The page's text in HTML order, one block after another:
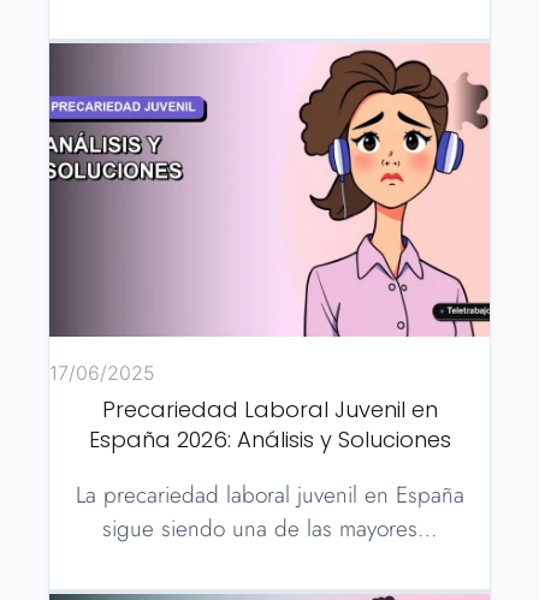
17/06/2025
Precariedad Laboral Juvenil en
España 2026: Análisis y Soluciones
La precariedad laboral juvenil en España
sigue siendo una de las mayores…